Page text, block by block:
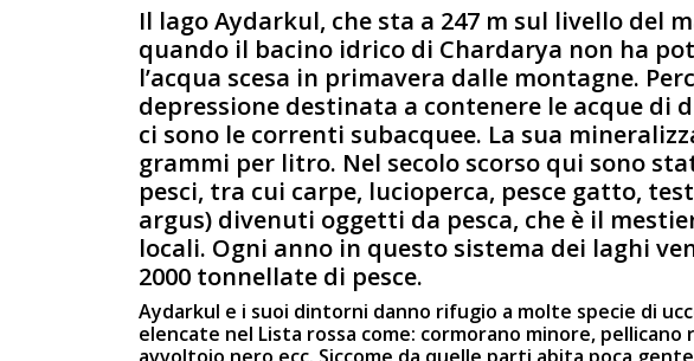
Il lago Aydarkul, che sta a 247 m sul livello del
quando il bacino idrico di Chardarya non ha
l’acqua scesa in primavera dalle montagne.
depressione destinata a contenere le acque di
ci sono le correnti subacquee. La sua
grammi per litro. Nel secolo scorso qui sono
pesci, tra cui carpe, lucioperca, pesce gatto,
argus) divenuti oggetti da pesca, che è il
locali. Ogni anno in questo sistema dei laghi
2000 tonnellate di pesce.
Aydarkul e i suoi dintorni danno rifugio a molte specie di
elencate nel Lista rossa come: cormorano minore, pellicano